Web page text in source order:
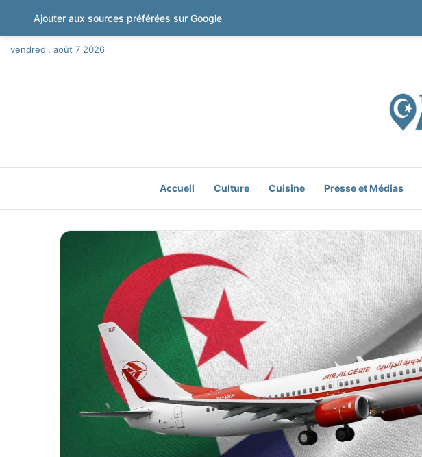
vendredi, août 7 2026
Accueil Culture Cuisine Presse et Médias
Ajouter aux sources préférées sur Google